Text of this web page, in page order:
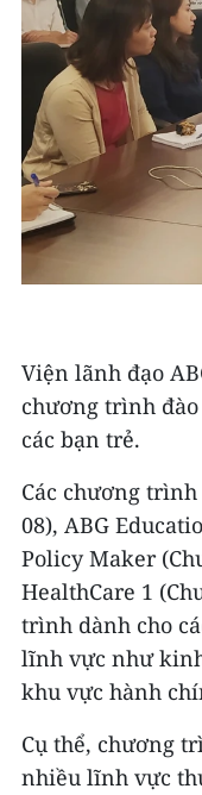
Viện lãnh đạo
chương trình
các bạn trẻ.
Các chương
08), ABG
Policy Maker
HealthCare 1
trình dành cho
lĩnh vực như
khu vực hành
Cụ thể, chương
nhiều lĩnh vực